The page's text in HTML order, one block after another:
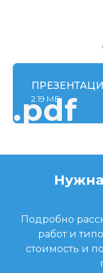
2.19 МБ
.pdf
Подробно
работ и
стоимость и